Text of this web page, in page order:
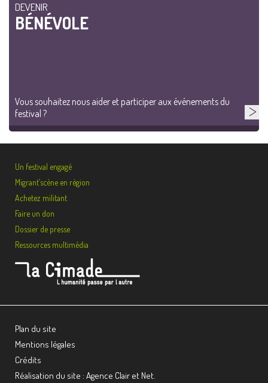
DEVENIR
BÉNÉVOLE
Vous souhaitez nous aider et participer aux événements du
festival ?
Un festival engagé
Migrant’scène en région
Achetez militant
Faire un don
Dossier de presse
Ressources multimédia
Plan du site
Mentions légales
Crédits
Réalisation du site : Agence Clair et Net.